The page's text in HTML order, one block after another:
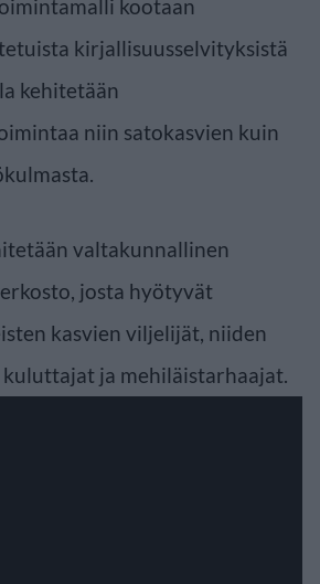
kootaan
kirjallisuusselvityksistä
kehitetään
niin satokasvien kuin
valtakunnallinen
josta hyötyvät
kasvien viljelijät, niiden
ja mehiläistarhaajat.